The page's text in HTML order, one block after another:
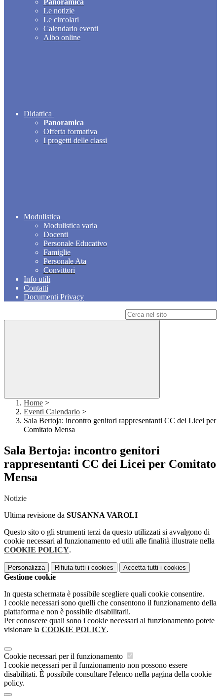
Panoramica
Le notizie
Le circolari
Calendario eventi
Albo online
Didattica
Panoramica
Offerta formativa
I progetti delle classi
Modulistica
Modulistica varia
Docenti
Personale Educativo
Famiglie
Personale Ata
Convittori
Info utili
Contatti
Documenti Privacy
Home >
Eventi Calendario >
Sala Bertoja: incontro genitori rappresentanti CC dei Licei per
Comitato Mensa
Sala Bertoja: incontro genitori
rappresentanti CC dei Licei per Comitato
Mensa
Notizie
Ultima revisione da SUSANNA VAROLI
Questo sito o gli strumenti terzi da questo utilizzati si avvalgono di
cookie necessari al funzionamento ed utili alle finalità illustrate nella
COOKIE POLICY.
Personalizza Rifiuta tutti i cookies Accetta tutti i cookies
Gestione cookie
In questa schermata è possibile scegliere quali cookie consentire.
I cookie necessari sono quelli che consentono il funzionamento della
piattaforma e non è possibile disabilitarli.
Per conoscere quali sono i cookie necessari al funzionamento potete
visionare la COOKIE POLICY.
Cookie necessari per il funzionamento
I cookie necessari per il funzionamento non possono essere
disabilitati. È possibile consultare l'elenco nella pagina della cookie
policy.